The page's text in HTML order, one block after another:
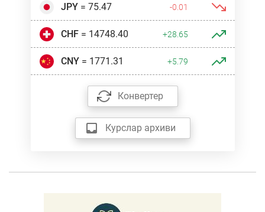
JPY= 75.47 -0.01
CHF= 14748.40 +28.65
CNY= 1771.31 +5.79
Конвертер
Курслар архиви